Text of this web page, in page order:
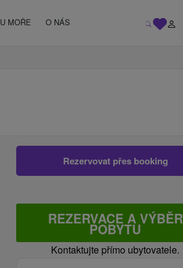
U MOŘE O NÁS
Rezervovat přes booking
REZERVACE A VÝBĚR
POBYTU
Kontaktujte přímo ubytovatele.